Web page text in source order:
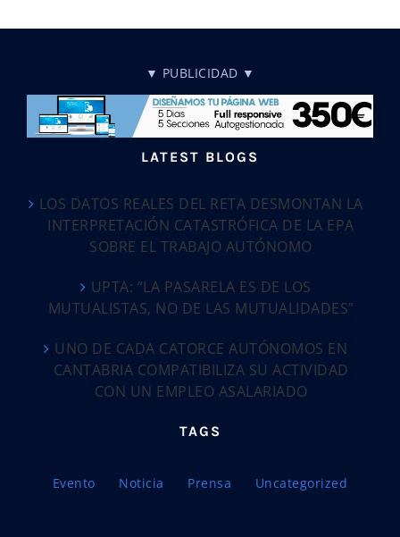
▼ PUBLICIDAD ▼
LATEST BLOGS
LOS DATOS REALES DEL RETA DESMONTAN LA
INTERPRETACIÓN CATASTRÓFICA DE LA EPA
SOBRE EL TRABAJO AUTÓNOMO
UPTA: “LA PASARELA ES DE LOS
MUTUALISTAS, NO DE LAS MUTUALIDADES”
UNO DE CADA CATORCE AUTÓNOMOS EN
CANTABRIA COMPATIBILIZA SU ACTIVIDAD
CON UN EMPLEO ASALARIADO
TAGS
Evento Noticia Prensa Uncategorized